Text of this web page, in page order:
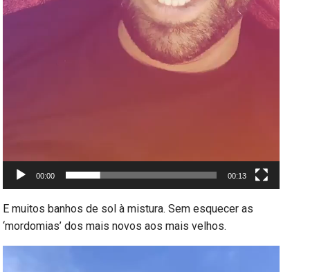
00:00 00:13
E muitos banhos de sol à mistura. Sem esquecer as
‘mordomias’ dos mais novos aos mais velhos.